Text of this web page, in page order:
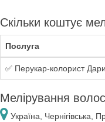
Скільки коштує
Послуга
✅ Перукар-колорист
Мелірування
Україна, Чернігівська,